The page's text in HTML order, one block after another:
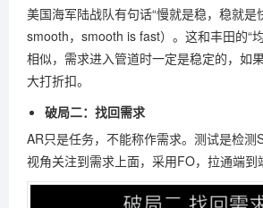
美国海军陆战队有句话“慢就是稳，稳就是
smooth，smooth is fast）。这和丰田的“
相似，需求进入管道时一定是稳定的，如
大打折扣。
破局二：找回需求
AR只是任务，不能称作需求。测试是检测
视角关注到需求上面，采用FO，拉通端到